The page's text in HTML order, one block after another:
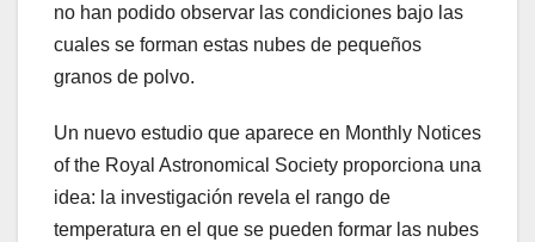
no han podido observar las condiciones bajo las
cuales se forman estas nubes de pequeños
granos de polvo.
Un nuevo estudio que aparece en Monthly Notices
of the Royal Astronomical Society proporciona una
idea: la investigación revela el rango de
temperatura en el que se pueden formar las nubes